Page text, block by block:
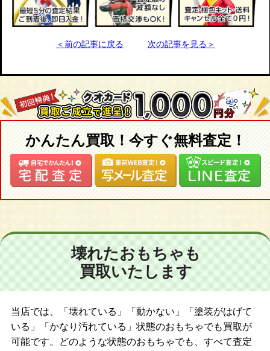
＜前の記事に戻る 次の記事を見る＞
かんたん買取！今すぐ無料査定！
壊れたおもちゃも
買取いたします
当店では、「壊れている」「動かない」「塗装がはげて
いる」「かなり汚れている」状態のおもちゃでも買取が
可能です。どのような状態のおもちゃでも、すべて査定